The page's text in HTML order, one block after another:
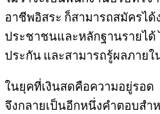
อาชีพอิสระ ก็สามารถสมัครได้
ประชาชนและหลักฐานรายได้
ประกัน และสามารถรู้ผลภายใ
ในยุคที่เงินสดคือความอยู่รอ
จึงกลายเป็นอีกหนึ่งคำตอบสำ